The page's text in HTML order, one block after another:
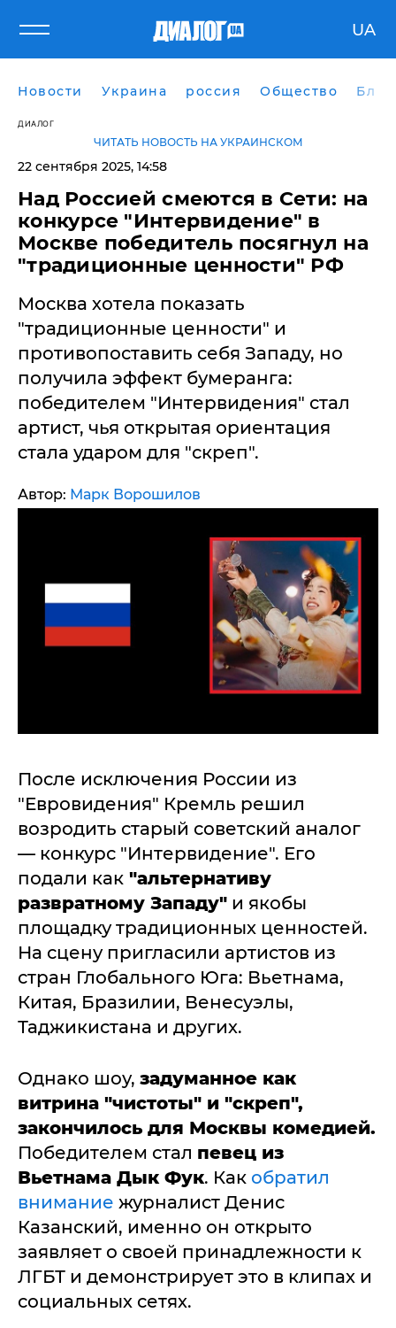
UA
Новости Украина россия Общество
ДИАЛОГ
ЧИТАТЬ НОВОСТЬ НА УКРАИНСКОМ
22 сентября 2025, 14:58
Над Россией смеются в Сети: на
конкурсе "Интервидение" в
Москве победитель посягнул на
"традиционные ценности" РФ
Москва хотела показать
"традиционные ценности" и
противопоставить себя Западу, но
получила эффект бумеранга:
победителем "Интервидения" стал
артист, чья открытая ориентация
стала ударом для "скреп".
Автор: Марк Ворошилов
После исключения России из
"Евровидения" Кремль решил
возродить старый советский аналог
— конкурс "Интервидение". Его
подали как "альтернативу
развратному Западу" и якобы
площадку традиционных ценностей.
На сцену пригласили артистов из
стран Глобального Юга: Вьетнама,
Китая, Бразилии, Венесуэлы,
Таджикистана и других.
Однако шоу, задуманное как
витрина "чистоты" и "скреп",
закончилось для Москвы комедией.
Победителем стал певец из
Вьетнама Дык Фук. Как обратил
внимание журналист Денис
Казанский, именно он открыто
заявляет о своей принадлежности к
ЛГБТ и демонстрирует это в клипах и
социальных сетях.